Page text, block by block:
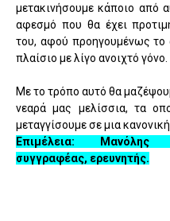
μετακινήσουμε κάποιο από
αφεσμό που θα έχει
του, αφού προηγουμένως το
πλαίσιο με λίγο ανοιχτό γόνο.
Με το τρόπο αυτό θα
νεαρά μας μελίσσια, τα
μεταγγίσουμε σε μια
Επιμέλεια: Μανόλης
συγγραφέας, ερευνητής.